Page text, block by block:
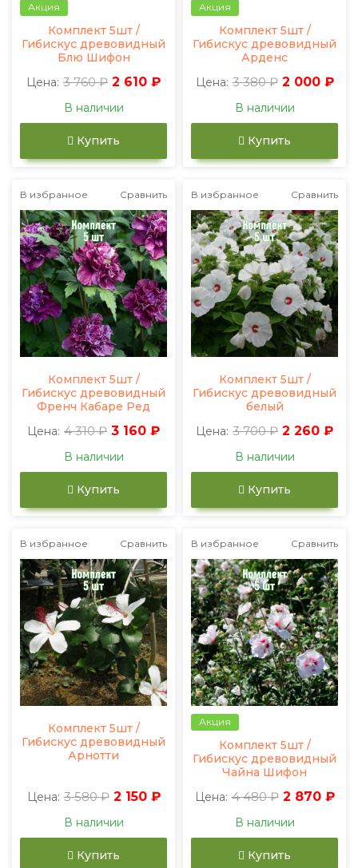
Акция
Комплект 5шт /
Гибискус древовидный
Блю Шифон
Цена: 3 760 ₽ 2 610 ₽
В наличии
Купить
Акция
Комплект 5шт /
Гибискус древовидный
Арденс
Цена: 3 380 ₽ 2 000 ₽
В наличии
Купить
В избранное Сравнить
Комплект 5шт /
Гибискус древовидный
Френч Кабаре Ред
Цена: 4 310 ₽ 3 160 ₽
В наличии
Купить
В избранное Сравнить
Комплект 5шт /
Гибискус древовидный
белый
Цена: 3 700 ₽ 2 260 ₽
В наличии
Купить
В избранное Сравнить
Комплект 5шт /
Гибискус древовидный
Арнотти
Цена: 3 580 ₽ 2 150 ₽
В наличии
Купить
В избранное Сравнить
Акция
Комплект 5шт /
Гибискус древовидный
Чайна Шифон
Цена: 4 480 ₽ 2 870 ₽
В наличии
Купить